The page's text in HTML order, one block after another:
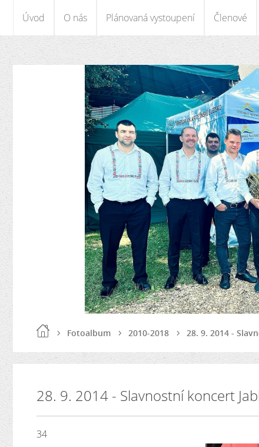
Úvod O nás Plánovaná vystoupení Členové
Fotoalbum 2010-2018 28. 9. 2014 -
28. 9. 2014 - Slavnostní koncert
34